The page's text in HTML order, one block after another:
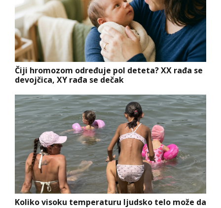
Čiji hromozom određuje pol deteta? XX rađa se
devojčica, XY rađa se dečak
Koliko visoku temperaturu ljudsko telo može da